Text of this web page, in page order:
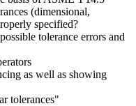
(dimensional,
specified?
tolerance errors and
as well as showing
tolerances"